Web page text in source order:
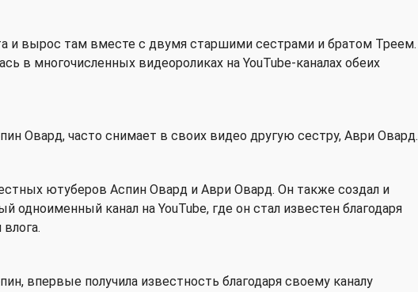
и вырос там вместе с двумя старшими сестрами и братом Треем.
в многочисленных видеороликах на YouTube-каналах обеих
Овард, часто снимает в своих видео другую сестру, Аври Овард.
ютуберов Аспин Овард и Аври Овард. Он также создал и
одноименный канал на YouTube, где он стал известен благодаря
впервые получила известность благодаря своему каналу